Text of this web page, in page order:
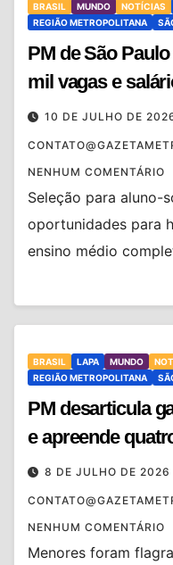
BRASIL MUNDO NOTÍCIAS
REGIÃO METROPOLITANA
PM de São
mil vagas e
10 DE JULHO DE
NENHUM COMENTÁRIO
Seleção para aluno-
oportunidades para
ensino médio
BRASIL LAPA MUNDO
REGIÃO METROPOLITANA
PM desarticula
e apreende
8 DE JULHO DE 2026
NENHUM COMENTÁRIO
Menores foram